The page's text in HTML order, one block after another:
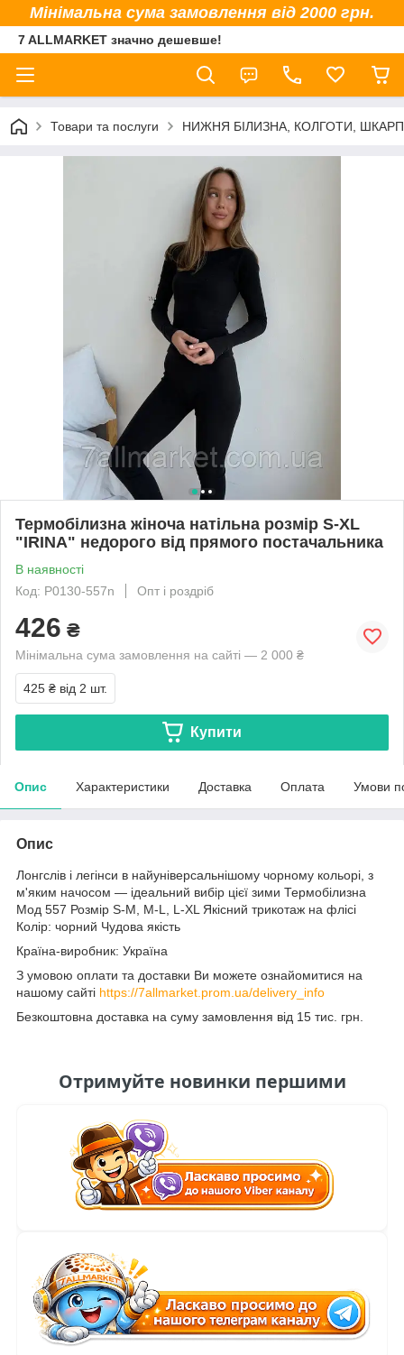
Мінімальна сума замовлення від 2000 грн.
7 ALLMARKET значно дешевше!
Товари та послуги НИЖНЯ БІЛИЗНА, КОЛГОТИ,
Термобілизна жіноча натільна розмір S-XL
"IRINA" недорого від прямого постачальника
В наявності
Код: P0130-557n
Опт і роздріб
426 ₴
Мінімальна сума замовлення на сайті — 2 000 ₴
425 ₴ від 2 шт.
Купити
Опис Характеристики Доставка Оплата Умови
Опис
Лонгслів і легінси в найуніверсальнішому чорному кольорі, з
м'яким начосом — ідеальний вибір цієї зими Термобілизна
Мод 557 Розмір S-M, М-L, L-XL Якісний трикотаж на флісі
Колір: чорний Чудова якість
Країна-виробник: Україна
З умовою оплати та доставки Ви можете ознайомитися на
нашому сайті https://7allmarket.prom.ua/delivery_info
Безкоштовна доставка на суму замовлення від 15 тис. грн.
Отримуйте новинки першими